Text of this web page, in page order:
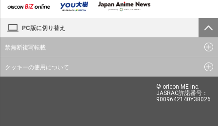
PC版に切り替え
禁無断複写転載
クッキーの使用について
© oricon ME inc.
JASRAC許諾番号：
9009642140Y38026